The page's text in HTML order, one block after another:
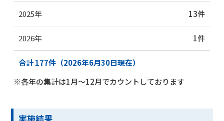
2025年 13件
2026年 1件
合計 177件（2026年6月30日現在）
※各年の集計は1月～12月でカウントしております
実施結果